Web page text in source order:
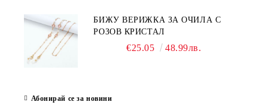
БИЖУ ВЕРИЖКА ЗА ОЧИЛА С
РОЗОВ КРИСТАЛ
€25.05 48.99лв.
Абонирай се за новини